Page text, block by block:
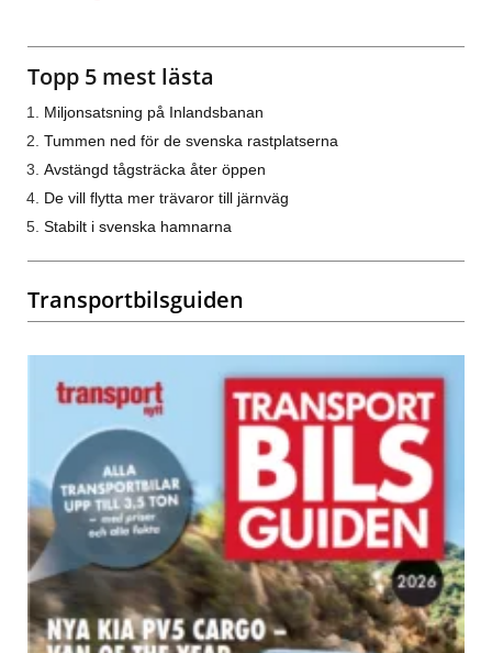
Topp 5 mest lästa
Miljonsatsning på Inlandsbanan
Tummen ned för de svenska rastplatserna
Avstängd tågsträcka åter öppen
De vill flytta mer trävaror till järnväg
Stabilt i svenska hamnarna
Transportbilsguiden